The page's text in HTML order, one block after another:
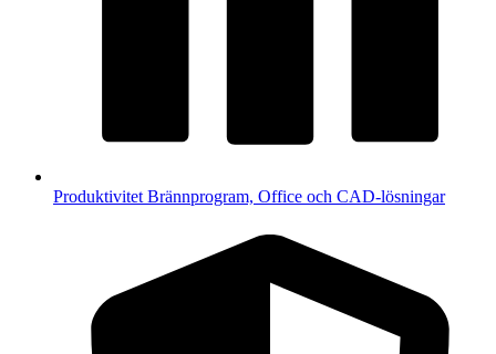
Produktivitet Brännprogram, Office och CAD-lösningar